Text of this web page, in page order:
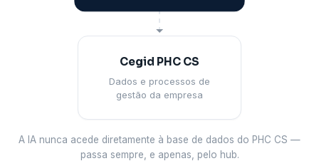
Cegid PHC CS
Dados e processos de
gestão da empresa
A IA nunca acede diretamente à base de dados do PHC CS —
passa sempre, e apenas, pelo hub.